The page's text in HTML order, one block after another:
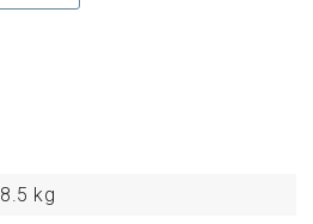
8.5 kg